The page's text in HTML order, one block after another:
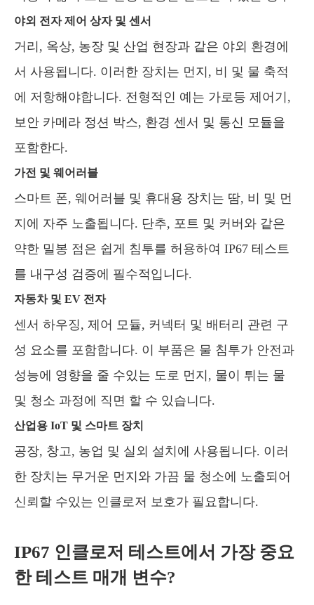
야외 전자 제어 상자 및 센서
거리, 옥상, 농장 및 산업 현장과 같은 야외 환경에
서 사용됩니다. 이러한 장치는 먼지, 비 및 물 축적
에 저항해야합니다. 전형적인 예는 가로등 제어기,
보안 카메라 정션 박스, 환경 센서 및 통신 모듈을
포함한다.
가전 및 웨어러블
스마트 폰, 웨어러블 및 휴대용 장치는 땀, 비 및 먼
지에 자주 노출됩니다. 단추, 포트 및 커버와 같은
약한 밀봉 점은 쉽게 침투를 허용하여 IP67 테스트
를 내구성 검증에 필수적입니다.
자동차 및 EV 전자
센서 하우징, 제어 모듈, 커넥터 및 배터리 관련 구
성 요소를 포함합니다. 이 부품은 물 침투가 안전과
성능에 영향을 줄 수있는 도로 먼지, 물이 튀는 물
및 청소 과정에 직면 할 수 있습니다.
산업용 IoT 및 스마트 장치
공장, 창고, 농업 및 실외 설치에 사용됩니다. 이러
한 장치는 무거운 먼지와 가끔 물 청소에 노출되어
신뢰할 수있는 인클로저 보호가 필요합니다.
IP67 인클로저 테스트에서 가장 중요
한 테스트 매개 변수?